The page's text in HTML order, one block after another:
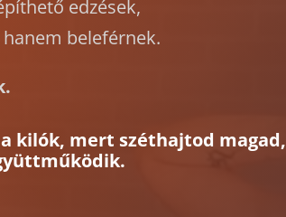
edzések,
beleférnek.
kilók, mert széthajtod magad,